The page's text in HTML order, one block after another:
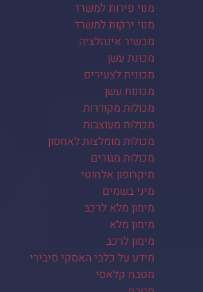
מנוי פירות למשרד
מנוי ירקות למשרד
מכשיר אינהלציה
מכונת עשן
מכונית לצעירים
מכונות עשן
מכולות מקוררות
מכולות מעוצבות
מכולות מומלצות לאחסון
מכולות מגורים
מיקרופון אלחוטי
מיני בשמים
מימון מלא לרכב
מימון מלא
מימון לרכב
מידע על כלבי האסקי סיבירי
מטבח קלאסי